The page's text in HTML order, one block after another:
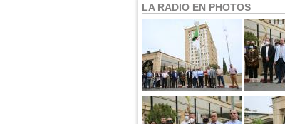
LA RADIO EN PHOTOS